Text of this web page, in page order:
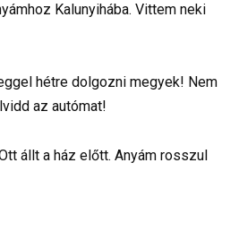
Kalunyihába. Vittem neki
hétre dolgozni megyek! Nem
az autómat!
állt a ház előtt. Anyám rosszul